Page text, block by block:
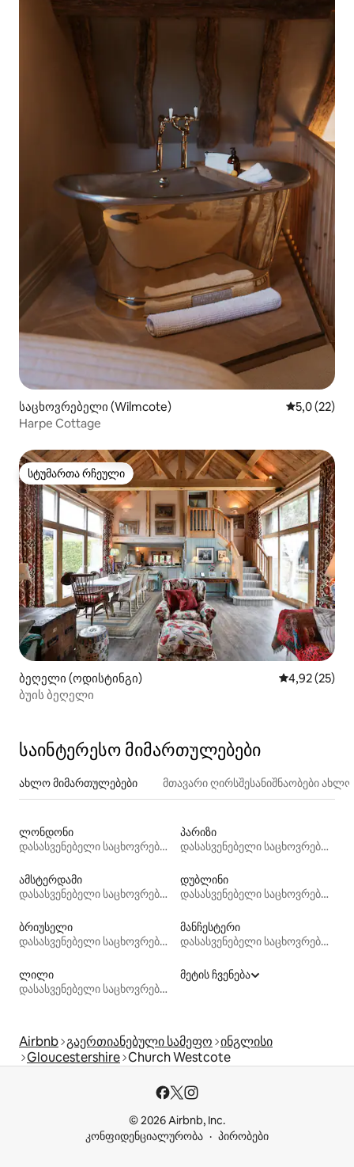
საცხოვრებელი (Wilmcote) საშუალო
5,0 (22)
Harpe Cottage
სტუმართა რჩეული
სტუმართა რჩეული
ბეღელი (ოდისტინგი) საშუალო
4,92 (25)
ბუის ბეღელი
საინტერესო მიმართულებები
ახლო მიმართულებები მთავარი ღირსშესანიშნაობები
ლონდონი
დასასვენებელი საცხოვრებლები
პარიზი
დასასვენებელი საცხოვრებლები
ამსტერდამი
დასასვენებელი საცხოვრებლები
დუბლინი
დასასვენებელი საცხოვრებლები
ბრიუსელი
დასასვენებელი საცხოვრებლები
მანჩესტერი
დასასვენებელი საცხოვრებლები
ლილი
დასასვენებელი საცხოვრებლები
მეტის ჩვენება
Airbnb გაერთიანებული სამეფო ინგლისი
Gloucestershire Church Westcote
© 2026 Airbnb, Inc.
კონფიდენციალურობა
პირობები